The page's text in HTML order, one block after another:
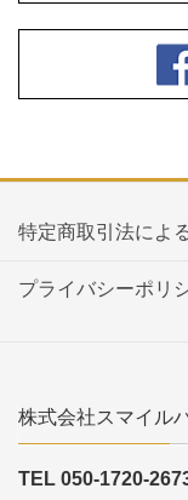
特定商取引法によ
プライバシーポリ
株式会社スマイル
TEL 050-1720-